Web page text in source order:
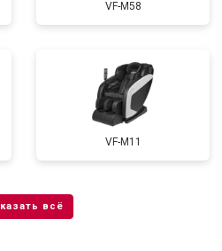
VF-M58
VF-M11